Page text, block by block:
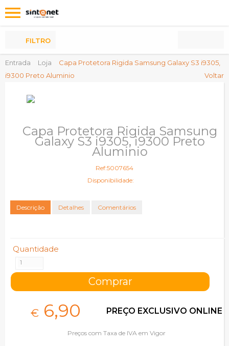
Entrada Loja
Capa Protetora Rigida Samsung Galaxy S3 i9305,
i9300 Preto Aluminio
Voltar
FILTRO
Capa Protetora Rigida Samsung
Galaxy S3 i9305, i9300 Preto
Aluminio
Ref:5007654
Disponibilidade:
Descrição Detalhes Comentários
Quantidade
€ 6,90 PREÇO EXCLUSIVO ONLINE
Preços com Taxa de IVA em Vigor